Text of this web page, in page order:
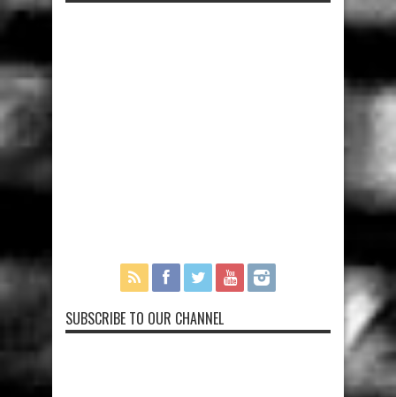
SUBSCRIBE TO OUR CHANNEL